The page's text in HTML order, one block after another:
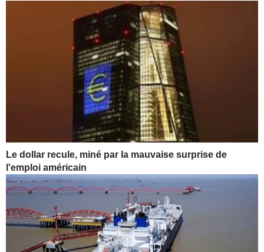
Le dollar recule, miné par la mauvaise surprise de
l'emploi américain